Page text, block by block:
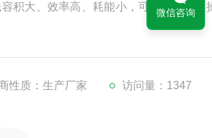
积大、效率高、耗能小，可连续清洗，
性质：生产厂家 访问量：1347
微信咨询